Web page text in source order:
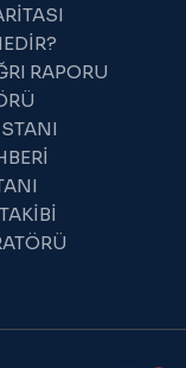
RAPORU